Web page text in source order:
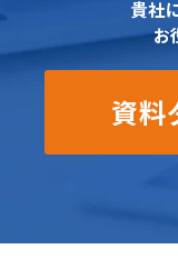
貴社
お
資料